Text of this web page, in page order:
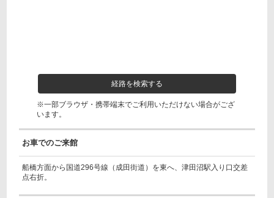
経路を検索する
※一部ブラウザ・携帯端末でご利用いただけない場合がござ
います。
お車でのご来館
船橋方面から国道296号線（成田街道）を東へ、津田沼駅入り口交差
点右折。